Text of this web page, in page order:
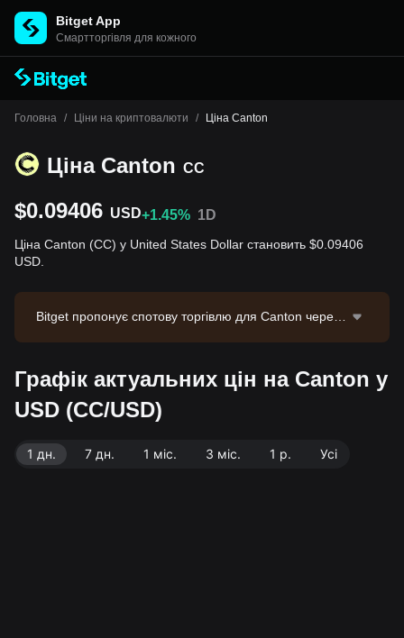
Bitget App
Cмартторгівля для кожного
Головна / Ціни на криптовалюти / Ціна Canton
Ціна Canton CC
$0.09406 USD+1.45% 1D
Ціна Canton (CC) у United States Dollar становить $0.09406
USD.
Bitget пропонує спотову торгівлю для Canton через
02,044.85. Canton має ринкову капіталізацію $3,69
5,851,448.04 та циркулюючу пропозицію 39.29B CC.
Джерело даних: біржа Bitget. Останнє оновлення: 2
Графік актуальних цін на Canton у
USD (CC/USD)
1 дн. 7 дн. 1 міс. 3 міс. 1 р. Усі